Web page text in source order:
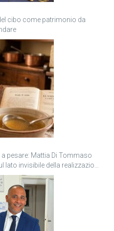
cibo come patrimonio da
pesare: Mattia Di Tommaso
invisibile della realizzazione